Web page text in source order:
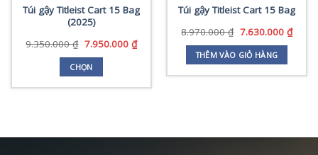
Túi gậy Titleist Cart 15 Bag
(2025)
9.350.000₫ Giá
là:
9.350.000 ₫.
7.950.000 ₫Giá
7.950.000 ₫.
CHỌN
Túi gậy Titleist Cart 15 Bag
8.970.000₫ Giá
là:
8.970.000 ₫.
7.630.000 ₫Giá
THÊM VÀO GIỎ HÀNG